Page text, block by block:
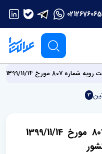
1399/11/14 هیات‌ عمومی دیوان ‌عالی ‌کشور
3
رای وحدت‌ رویه شماره 807 مورخ 1399/11/14